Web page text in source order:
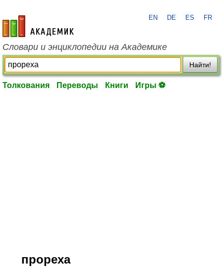
academic.ru
EN DE ES FR
Словари и энциклопедии на Академике
Найти!
Толкования Переводы Книги Игры ⚽
прореха